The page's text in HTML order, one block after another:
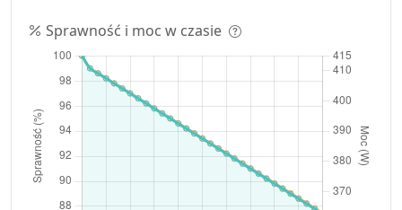
Sprawność i moc w czasie